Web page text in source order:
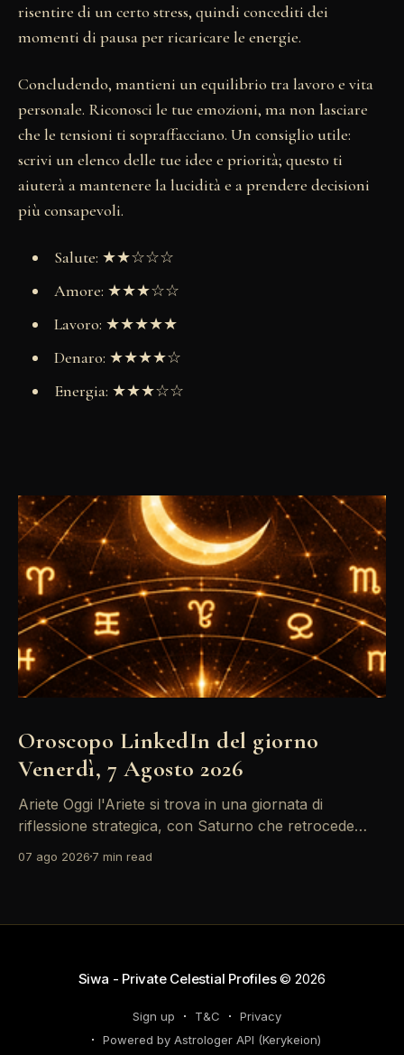
risentire di un certo stress, quindi concediti dei
momenti di pausa per ricaricare le energie.
Concludendo, mantieni un equilibrio tra lavoro e vita
personale. Riconosci le tue emozioni, ma non lasciare
che le tensioni ti sopraffacciano. Un consiglio utile:
scrivi un elenco delle tue idee e priorità; questo ti
aiuterà a mantenere la lucidità e a prendere decisioni
più consapevoli.
Salute: ★★☆☆☆
Amore: ★★★☆☆
Lavoro: ★★★★★
Denaro: ★★★★☆
Energia: ★★★☆☆
Oroscopo LinkedIn del giorno
Venerdì, 7 Agosto 2026
Ariete Oggi l'Ariete si trova in una giornata di
riflessione strategica, con Saturno che retrocede
riconsiderare il tuo personal brand e l'engagement
07 ago 2026 7 min read
Siwa - Private Celestial Profiles© 2026
Sign up T&C
Privacy
Powered by Astrologer API (Kerykeion)